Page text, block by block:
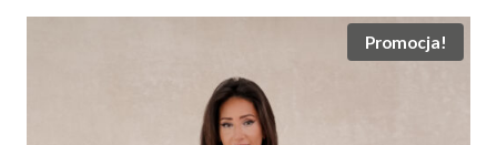
Promocja!